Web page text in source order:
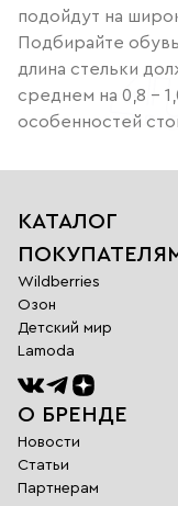
подойдут на
Подбирайте
длина стельки
среднем на 0,8 –
особенностей
КАТАЛОГ
Wildberries
Озон
Детский мир
Lamoda
О БРЕНДЕ
Новости
Статьи
Партнерам